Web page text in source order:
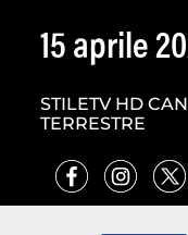
15 aprile
STILETV HD
TERRESTRE